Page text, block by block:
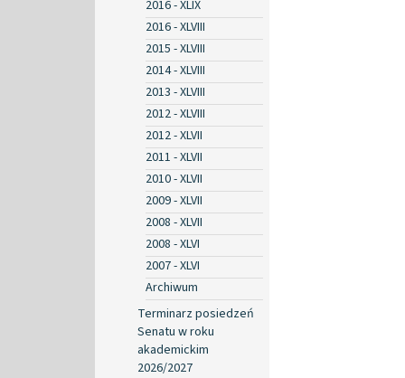
2016 - XLIX
2016 - XLVIII
2015 - XLVIII
2014 - XLVIII
2013 - XLVIII
2012 - XLVIII
2012 - XLVII
2011 - XLVII
2010 - XLVII
2009 - XLVII
2008 - XLVII
2008 - XLVI
2007 - XLVI
Archiwum
Terminarz posiedzeń
Senatu w roku
akademickim
2026/2027